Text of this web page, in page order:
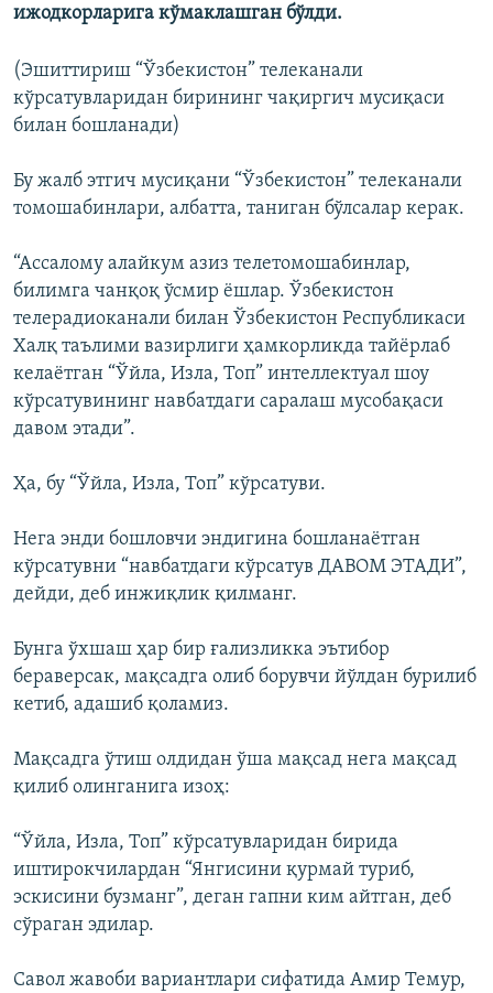
ижодкорларига кўмаклашган бўлди.
(Эшиттириш “Ўзбекистон” телеканали
кўрсатувларидан бирининг чақиргич мусиқаси
билан бошланади)
Бу жалб этгич мусиқани “Ўзбекистон” телеканали
томошабинлари, албатта, таниган бўлсалар керак.
“Ассалому алайкум азиз телетомошабинлар,
билимга чанқоқ ўсмир ëшлар. Ўзбекистон
телерадиоканали билан Ўзбекистон Республикаси
Халқ таълими вазирлиги ҳамкорликда тайëрлаб
келаëтган “Ўйла, Изла, Топ” интеллектуал шоу
кўрсатувининг навбатдаги саралаш мусобақаси
давом этади”.
Ҳа, бу “Ўйла, Изла, Топ” кўрсатуви.
Нега энди бошловчи эндигина бошланаётган
кўрсатувни “навбатдаги кўрсатув ДАВОМ ЭТАДИ”,
дейди, деб инжиқлик қилманг.
Бунга ўхшаш ҳар бир ғализликка эътибор
бераверсак, мақсадга олиб борувчи йўлдан бурилиб
кетиб, адашиб қоламиз.
Мақсадга ўтиш олдидан ўша мақсад нега мақсад
қилиб олинганига изоҳ:
“Ўйла, Изла, Топ” кўрсатувларидан бирида
иштирокчилардан “Янгисини қурмай туриб,
эскисини бузманг”, деган гапни ким айтган, деб
сўраган эдилар.
Савол жавоби вариантлари сифатида Амир Темур,